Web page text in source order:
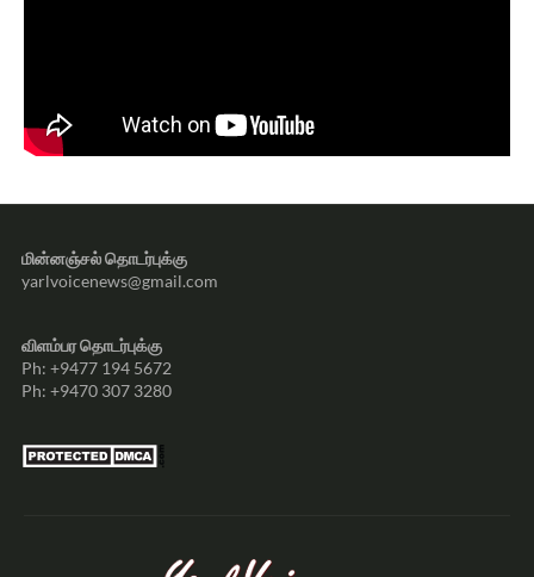
மின்னஞ்சல் தொடர்புக்கு
yarlvoicenews@gmail.com
விளம்பர தொடர்புக்கு
Ph: +9477 194 5672
Ph: +9470 307 3280